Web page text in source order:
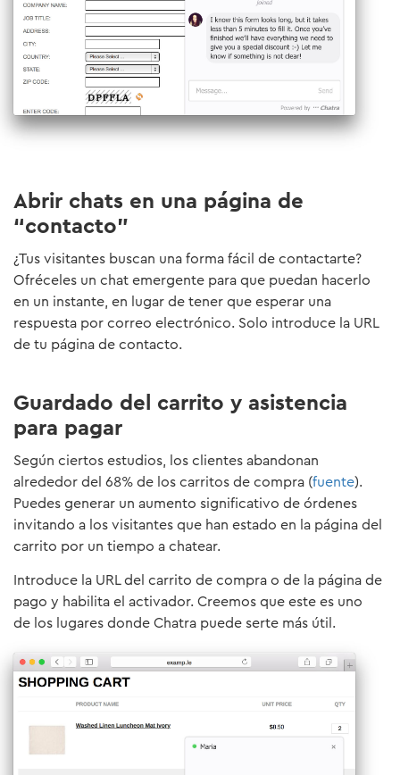
Abrir chats en una página de
“contacto”
¿Tus visitantes buscan una forma fácil de contactarte?
Ofréceles un chat emergente para que puedan hacerlo
en un instante, en lugar de tener que esperar una
respuesta por correo electrónico. Solo introduce la URL
de tu página de contacto.
Guardado del carrito y asistencia
para pagar
Según ciertos estudios, los clientes abandonan
alrededor del 68% de los carritos de compra (fuente).
Puedes generar un aumento significativo de órdenes
invitando a los visitantes que han estado en la página del
carrito por un tiempo a chatear.
Introduce la URL del carrito de compra o de la página de
pago y habilita el activador. Creemos que este es uno
de los lugares donde Chatra puede serte más útil.